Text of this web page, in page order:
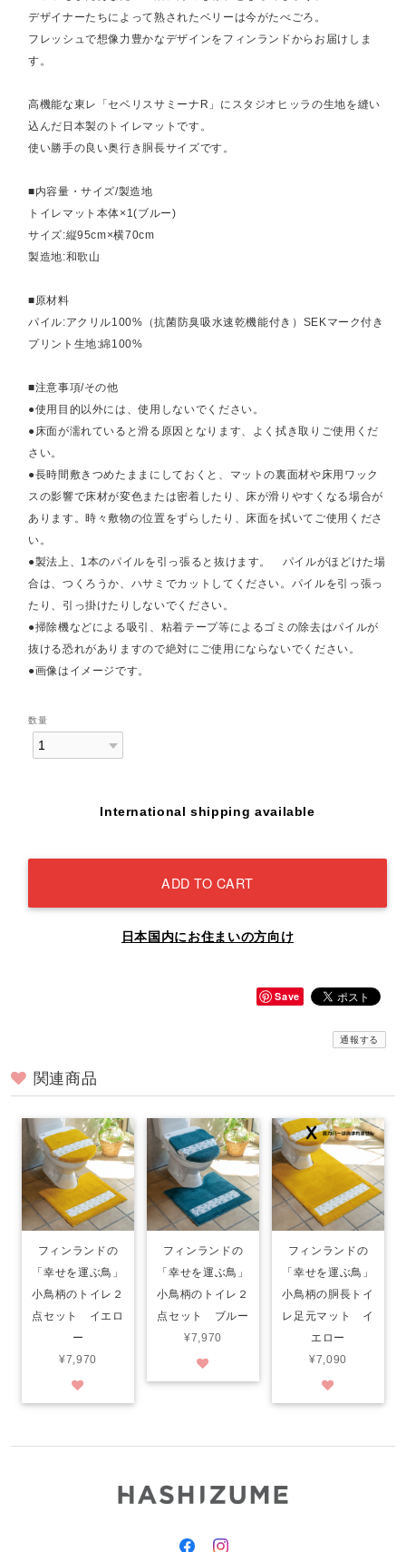
デザイナーたちによって熟されたベリーは今がたべごろ。
フレッシュで想像力豊かなデザインをフィンランドからお届けしま
す。
高機能な東レ「セベリスサミーナR」にスタジオヒッラの生地を縫い
込んだ日本製のトイレマットです。
使い勝手の良い奥行き胴長サイズです。
■内容量・サイズ/製造地
トイレマット本体×1(ブルー)
サイズ:縦95cm×横70cm
製造地:和歌山
■原材料
パイル:アクリル100%（抗菌防臭吸水速乾機能付き）SEKマーク付き
プリント生地:綿100%
■注意事項/その他
●使用目的以外には、使用しないでください。
●床面が濡れていると滑る原因となります、よく拭き取りご使用くだ
さい。
●長時間敷きつめたままにしておくと、マットの裏面材や床用ワック
スの影響で床材が変色または密着したり、床が滑りやすくなる場合が
あります。時々敷物の位置をずらしたり、床面を拭いてご使用くださ
い。
●製法上、1本のパイルを引っ張ると抜けます。 パイルがほどけた場
合は、つくろうか、ハサミでカットしてください。パイルを引っ張っ
たり、引っ掛けたりしないでください。
●掃除機などによる吸引、粘着テープ等によるゴミの除去はパイルが
抜ける恐れがありますので絶対にご使用にならないでください。
●画像はイメージです。
数量
International shipping available
ADD TO CART
日本国内にお住まいの方向け
Save
通報する
関連商品
フィンランドの
「幸せを運ぶ鳥」
小鳥柄のトイレ２
点セット イエロ
ー
¥7,970
フィンランドの
「幸せを運ぶ鳥」
小鳥柄のトイレ２
点セット ブルー
¥7,970
フィンランドの
「幸せを運ぶ鳥」
小鳥柄の胴長トイ
レ足元マット イ
エロー
¥7,090